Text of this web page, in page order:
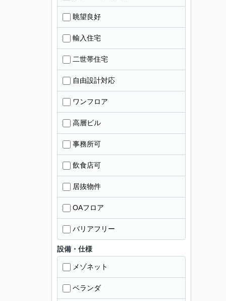
眺望良好
輸入住宅
二世帯住宅
自由設計対応
ワンフロア
高層ビル
事務所可
飲食店可
居抜物件
OAフロア
バリアフリー
設備・仕様
メゾネット
ベランダ